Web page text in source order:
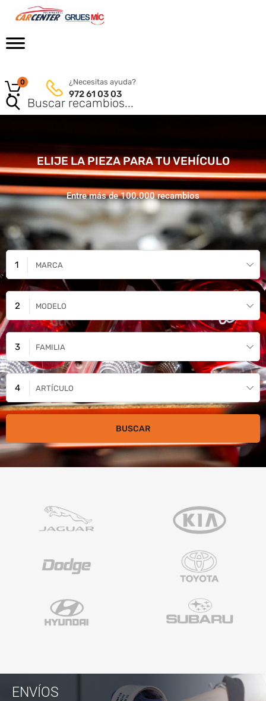
¿Necesitas ayuda?
972 61 03 03
0
ELIJE LA PIEZA PARA TU VEHÍCULO
Entre más de 100.000 recambios
MARCA
MODELO
FAMILIA
ARTÍCULO
ENVÍOS